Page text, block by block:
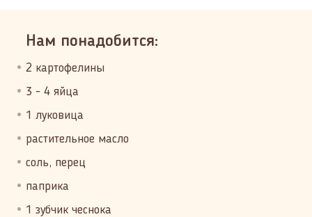
Нам понадобится:
2 картофелины
3 - 4 яйца
1 луковица
растительное масло
соль, перец
паприка
1 зубчик чеснока